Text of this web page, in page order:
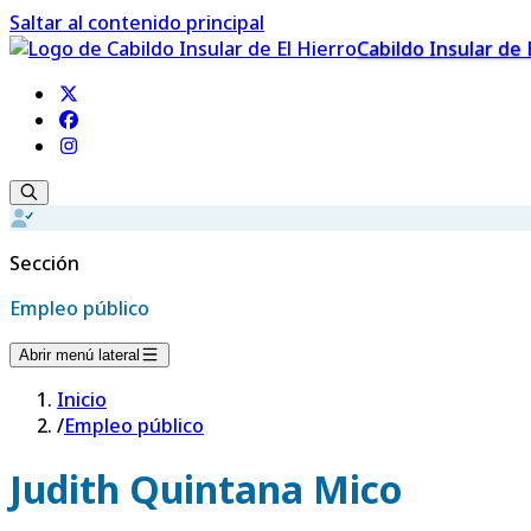
Saltar al contenido principal
Cabildo Insular de
Sección
Empleo público
Abrir menú lateral
Inicio
/Empleo público
Judith Quintana Mico